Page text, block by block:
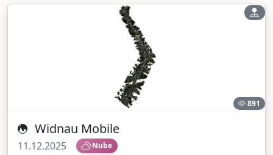
891
Widnau Mobile
11.12.2025 Nube